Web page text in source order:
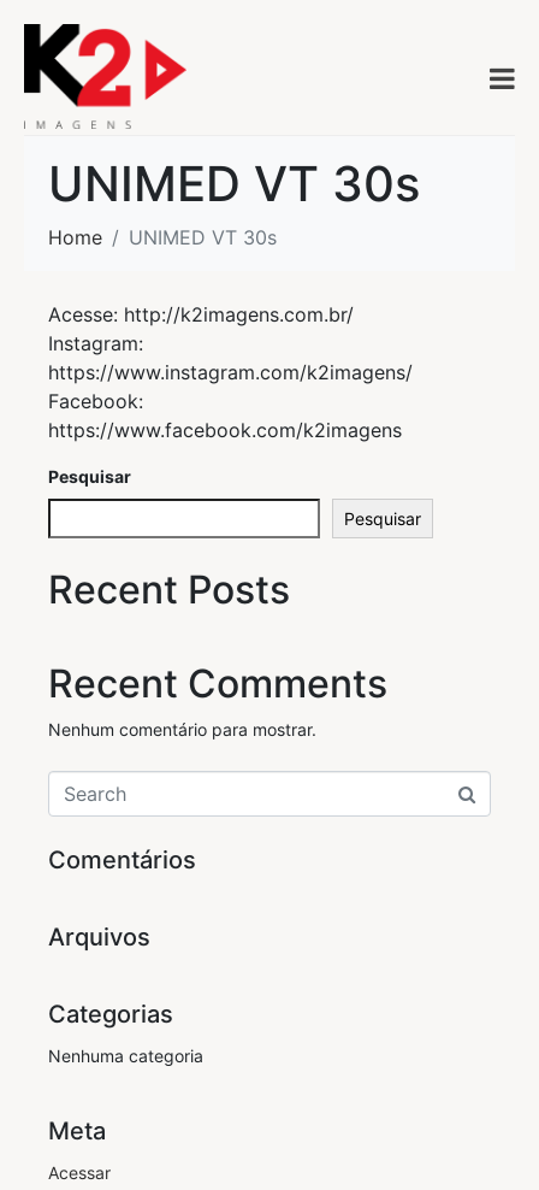
UNIMED VT 30s
Home UNIMED VT 30s
Acesse: http://k2imagens.com.br/
Instagram:
https://www.instagram.com/k2imagens/
Facebook:
https://www.facebook.com/k2imagens
Pesquisar
Pesquisar
Recent Posts
Recent Comments
Nenhum comentário para mostrar.
Comentários
Arquivos
Categorias
Nenhuma categoria
Meta
Acessar